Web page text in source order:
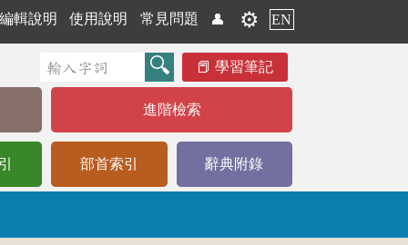
編輯說明 使用說明 常見問題 👤 ⚙️ EN
學習筆記
進階檢索
部首索引 辭典附錄